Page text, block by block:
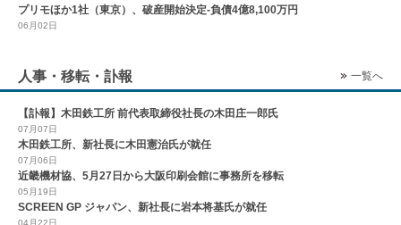
プリモほか1社（東京）、破産開始決定-負債4億8,100万円
06月02日
人事・移転・訃報 一覧へ
【訃報】木田鉄工所 前代表取締役社長の木田庄一郎氏
07月07日
木田鉄工所、新社長に木田憲治氏が就任
07月06日
近畿機材協、5月27日から大阪印刷会館に事務所を移転
05月19日
SCREEN GP ジャパン、新社長に岩本将基氏が就任
04月22日